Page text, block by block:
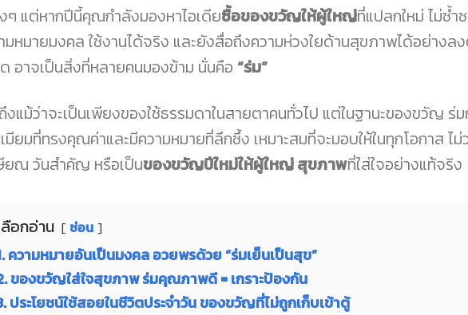
ๆ แต่หากปีนี้คุณกำลังมองหาไอเดียซื้อของขวัญให้ผู้ใหญ่ที่แปลกใหม่ ไม่ซ้ำ
มหมายมงคล ใช้งานได้จริง และยังสื่อถึงความห่วงใยด้านสุขภาพได้อย่างล
อาจเป็นสิ่งที่หลายคนมองข้าม นั่นคือ “ร่ม”
งแม้ว่าจะเป็นเพียงของใช้ธรรมดาในสายตาคนทั่วไป แต่ในฐานะของขวัญ ร่ม
มียมที่ทรงคุณค่าและมีความหมายที่ลึกซึ้ง เหมาะสมที่จะมอบให้ในทุกโอกาส ไม่
ยณ วันสำคัญ หรือเป็นของขวัญปีใหม่ให้ผู้ใหญ่ สุขภาพที่ใส่ใจอย่างแท้จริง
ลือกอ่าน ซ่อน
ความหมายอันเป็นมงคล อวยพรด้วย “ร่มเย็นเป็นสุข”
ของขวัญใส่ใจสุขภาพ ร่มคุณภาพดี = เกราะป้องกัน
ประโยชน์ใช้สอยในชีวิตประจำวัน ของขวัญที่ไม่ถูกเก็บเข้าตู้